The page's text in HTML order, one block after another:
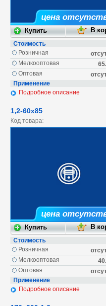
цена
Стоимость
Розничная
Мелкооптовая
Оптовая
Применение
Подробное описание
1,2-60х85
Код товара:
цена
Стоимость
Розничная
Мелкооптовая
Оптовая
Применение
Подробное описание